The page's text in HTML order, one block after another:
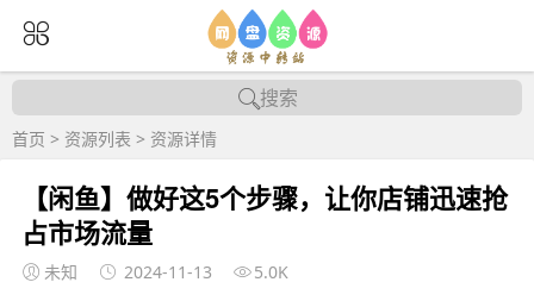
搜索
首页 > 资源列表 > 资源详情
【闲鱼】做好这5个步骤，让你店铺迅速抢
占市场流量
未知 2024-11-13 5.0K